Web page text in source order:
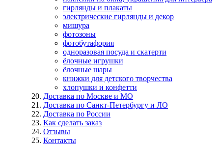
гирлянды и плакаты
электрические гирлянды и декор
мишура
фотозоны
фотобутафория
одноразовая посуда и скатерти
ёлочные игрушки
ёлочные шары
книжки для детского творчества
хлопушки и конфетти
Доставка по Москве и МО
Доставка по Санкт-Петербургу и ЛО
Доставка по России
Как сделать заказ
Отзывы
Контакты